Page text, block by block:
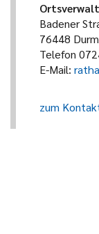
Badener
76448
Telefon
E-Mail:
zum